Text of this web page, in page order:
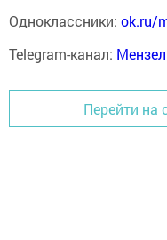
Одноклассники: ok.ru/
Telegram-канал:
Перейти на